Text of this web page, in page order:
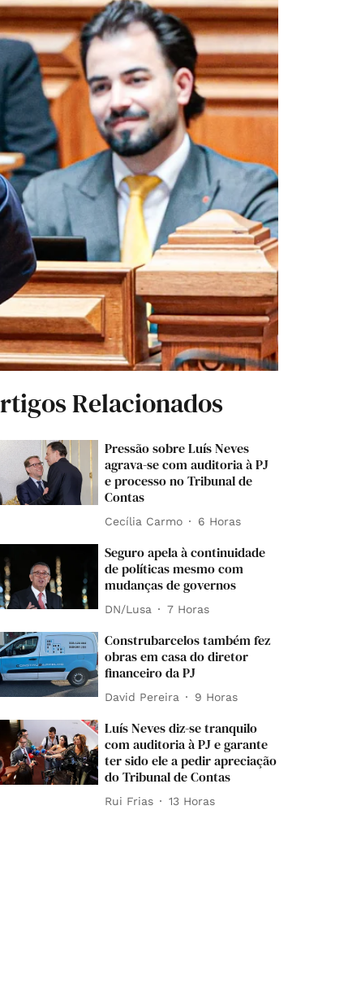
Relacionados
Pressão sobre Luís Neves
agrava-se com auditoria à PJ
e processo no Tribunal de
Contas
Cecília Carmo 6 Horas
Seguro apela à continuidade
de políticas mesmo com
mudanças de governos
DN/Lusa 7 Horas
Construbarcelos também fez
obras em casa do diretor
financeiro da PJ
David Pereira 9 Horas
Luís Neves diz-se tranquilo
com auditoria à PJ e garante
ter sido ele a pedir apreciação
do Tribunal de Contas
Rui Frias 13 Horas